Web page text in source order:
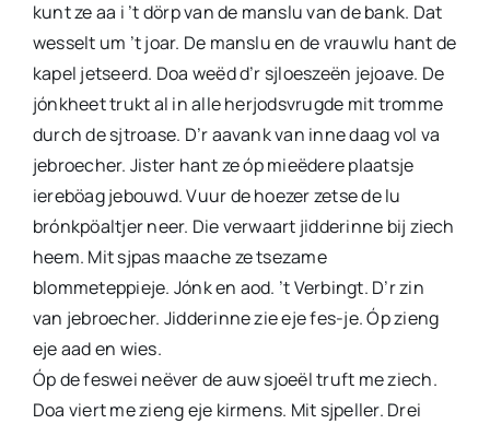
kunt ze aa i ’t dörp van de manslu van de bank. Dat
wesselt um ’t joar. De manslu en de vrauwlu hant de
kapel jetseerd. Doa weëd d’r sjloeszeën jejoave. De
jónkheet trukt al in alle herjodsvrugde mit tromme
durch de sjtroase. D’r aavank van inne daag vol va
jebroecher. Jister hant ze óp mieëdere plaatsje
iereböag jebouwd. Vuur de hoezer zetse de lu
brónkpöaltjer neer. Die verwaart jidderinne bij ziech
heem. Mit sjpas maache ze tsezame
blommeteppieje. Jónk en aod. ’t Verbingt. D’r zin
van jebroecher. Jidderinne zie eje fes-je. Óp zieng
eje aad en wies.
Óp de feswei neëver de auw sjoeël truft me ziech.
Doa viert me zieng eje kirmens. Mit sjpeller. Drei